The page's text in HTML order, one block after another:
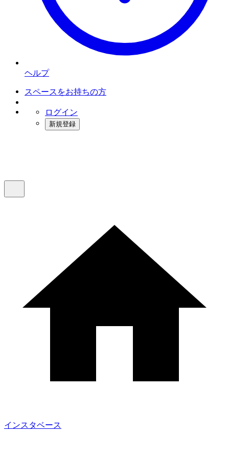
ヘルプ
スペースをお持ちの方
ログイン
新規登録
インスタベース